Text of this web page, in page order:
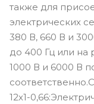
также для
электрических
380 В, 660 В и
до 400 Гц или на
1000 В и 6000 В
12х1-